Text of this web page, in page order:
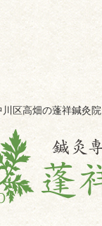
区高畑の蓬祥鍼灸院